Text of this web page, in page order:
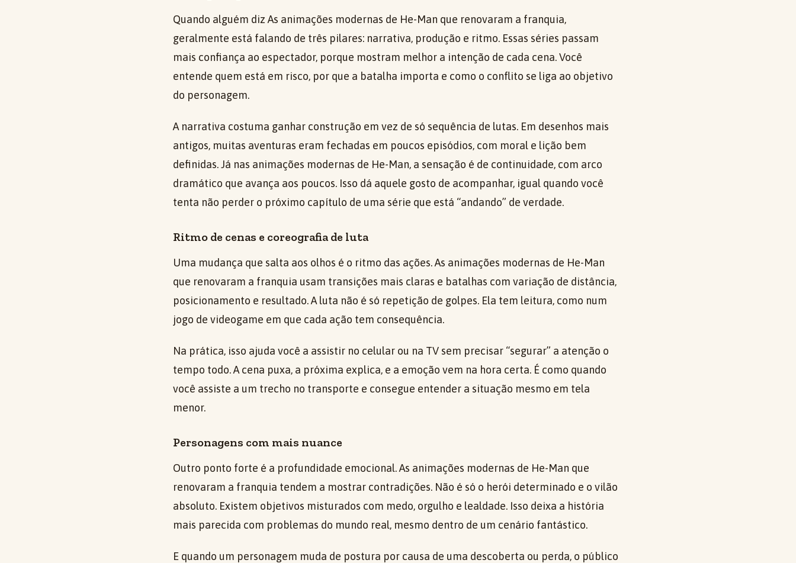
Quando alguém diz As animações modernas de He-Man que renovaram a franquia,
geralmente está falando de três pilares: narrativa, produção e ritmo. Essas séries passam
mais confiança ao espectador, porque mostram melhor a intenção de cada cena. Você
entende quem está em risco, por que a batalha importa e como o conflito se liga ao objetivo
do personagem.
A narrativa costuma ganhar construção em vez de só sequência de lutas. Em desenhos mais
antigos, muitas aventuras eram fechadas em poucos episódios, com moral e lição bem
definidas. Já nas animações modernas de He-Man, a sensação é de continuidade, com arco
dramático que avança aos poucos. Isso dá aquele gosto de acompanhar, igual quando você
tenta não perder o próximo capítulo de uma série que está “andando” de verdade.
Ritmo de cenas e coreografia de luta
Uma mudança que salta aos olhos é o ritmo das ações. As animações modernas de He-Man
que renovaram a franquia usam transições mais claras e batalhas com variação de distância,
posicionamento e resultado. A luta não é só repetição de golpes. Ela tem leitura, como num
jogo de videogame em que cada ação tem consequência.
Na prática, isso ajuda você a assistir no celular ou na TV sem precisar “segurar” a atenção o
tempo todo. A cena puxa, a próxima explica, e a emoção vem na hora certa. É como quando
você assiste a um trecho no transporte e consegue entender a situação mesmo em tela
menor.
Personagens com mais nuance
Outro ponto forte é a profundidade emocional. As animações modernas de He-Man que
renovaram a franquia tendem a mostrar contradições. Não é só o herói determinado e o vilão
absoluto. Existem objetivos misturados com medo, orgulho e lealdade. Isso deixa a história
mais parecida com problemas do mundo real, mesmo dentro de um cenário fantástico.
E quando um personagem muda de postura por causa de uma descoberta ou perda, o público